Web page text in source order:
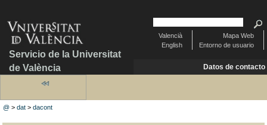
Servicio de la Universitat
de València
Mapa Web
Entorno de usuario
Valencià
English
Datos de contacto
@ >dat >dacont